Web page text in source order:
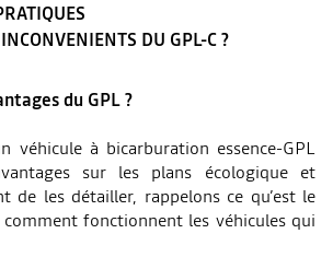
DU GPL-C ?
du GPL ?
véhicule à bicarburation essence-GPL
sur les plans écologique et
de les détailler, rappelons ce qu’est le
fonctionnent les véhicules qui